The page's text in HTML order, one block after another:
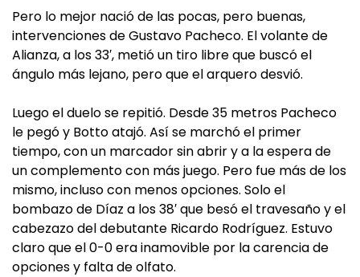
Pero lo mejor nació de las pocas, pero buenas,
intervenciones de Gustavo Pacheco. El volante de
Alianza, a los 33′, metió un tiro libre que buscó el
ángulo más lejano, pero que el arquero desvió.
Luego el duelo se repitió. Desde 35 metros Pacheco
le pegó y Botto atajó. Así se marchó el primer
tiempo, con un marcador sin abrir y a la espera de
un complemento con más juego. Pero fue más de los
mismo, incluso con menos opciones. Solo el
bombazo de Díaz a los 38′ que besó el travesaño y el
cabezazo del debutante Ricardo Rodríguez. Estuvo
claro que el 0-0 era inamovible por la carencia de
opciones y falta de olfato.